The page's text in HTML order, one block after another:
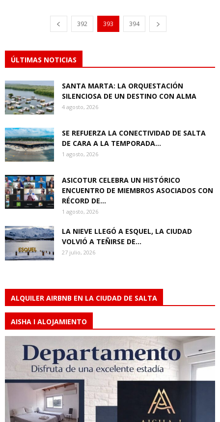
392 393 394
ÚLTIMAS NOTICIAS
SANTA MARTA: LA ORQUESTACIÓN
SILENCIOSA DE UN DESTINO CON ALMA
4 agosto, 2026
SE REFUERZA LA CONECTIVIDAD DE SALTA
DE CARA A LA TEMPORADA...
1 agosto, 2026
ASICOTUR CELEBRA UN HISTÓRICO
ENCUENTRO DE MIEMBROS ASOCIADOS CON
RÉCORD DE...
1 agosto, 2026
LA NIEVE LLEGÓ A ESQUEL, LA CIUDAD
VOLVIÓ A TEÑIRSE DE...
27 julio, 2026
ALQUILER AIRBNB EN LA CIUDAD DE SALTA
AISHA I ALOJAMIENTO